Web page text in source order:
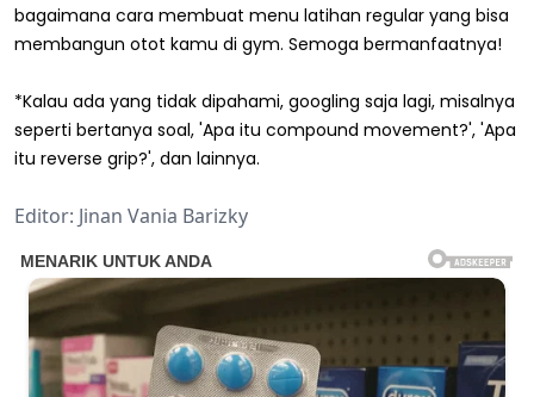
bagaimana cara membuat menu latihan regular yang bisa
membangun otot kamu di gym. Semoga bermanfaatnya!
*Kalau ada yang tidak dipahami, googling saja lagi, misalnya
seperti bertanya soal, 'Apa itu compound movement?', 'Apa
itu reverse grip?', dan lainnya.
Editor: Jinan Vania Barizky